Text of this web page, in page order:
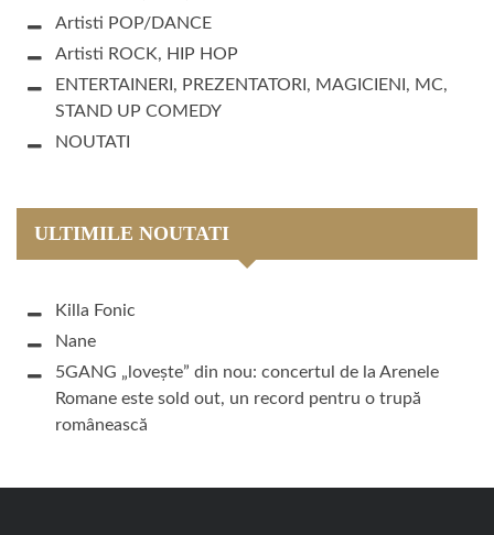
Artisti POP/DANCE
Artisti ROCK, HIP HOP
ENTERTAINERI, PREZENTATORI, MAGICIENI, MC,
STAND UP COMEDY
NOUTATI
ULTIMILE NOUTATI
Killa Fonic
Nane
5GANG „lovește” din nou: concertul de la Arenele
Romane este sold out, un record pentru o trupă
românească